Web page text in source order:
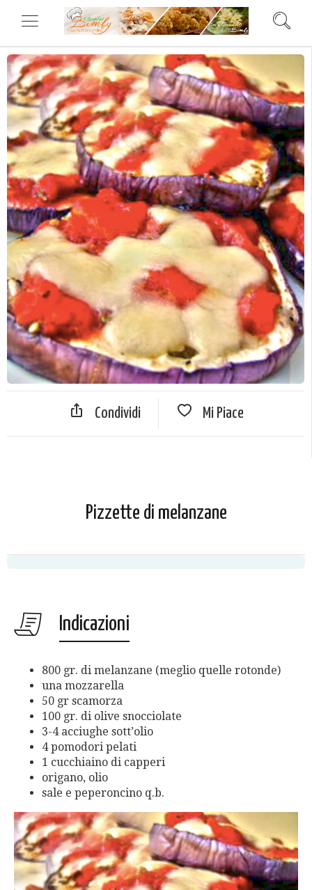
Condividi Mi Piace
Pizzette di melanzane
Indicazioni
800 gr. di melanzane (meglio quelle rotonde)
una mozzarella
50 gr scamorza
100 gr. di olive snocciolate
3-4 acciughe sott’olio
4 pomodori pelati
1 cucchiaino di capperi
origano, olio
sale e peperoncino q.b.